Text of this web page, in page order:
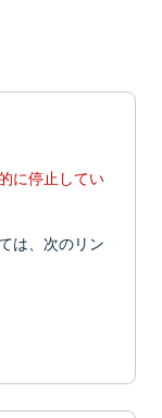
に停止してい
は、次のリン